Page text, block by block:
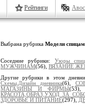
Рейтинги
Выбрана рубрика Модели
Соседние рубрики: Узоры
МУЖЧИНАМ(56), ВЯЗАНИЕ
Другие рубрики в этом
Схемы,Дизайн дневника(6),
МАГАЗИНЫ И ФИРМЫ
КРАСОТА,ОБРАЗ,УХОД ЗА
ЗДОРОВЬЕ И ПИТАНИЕ(297),